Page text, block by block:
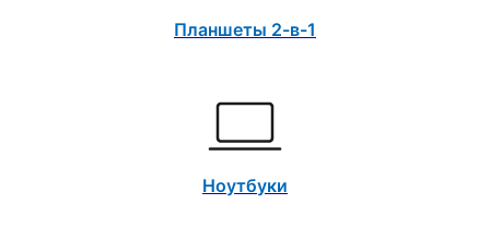
Планшеты 2-в-1
Ноутбуки